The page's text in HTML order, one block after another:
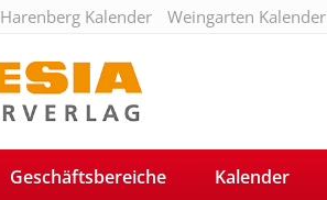
Harenberg Kalender Weingarten Kalender
Geschäftsbereiche Kalender